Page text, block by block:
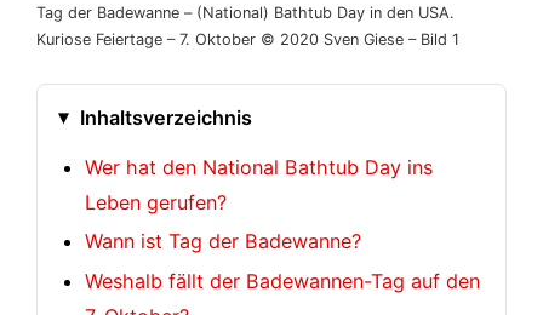
Tag der Badewanne – (National) Bathtub Day in den USA.
Kuriose Feiertage – 7. Oktober © 2020 Sven Giese – Bild 1
Inhaltsverzeichnis
Wer hat den National Bathtub Day ins
Leben gerufen?
Wann ist Tag der Badewanne?
Weshalb fällt der Badewannen-Tag auf den